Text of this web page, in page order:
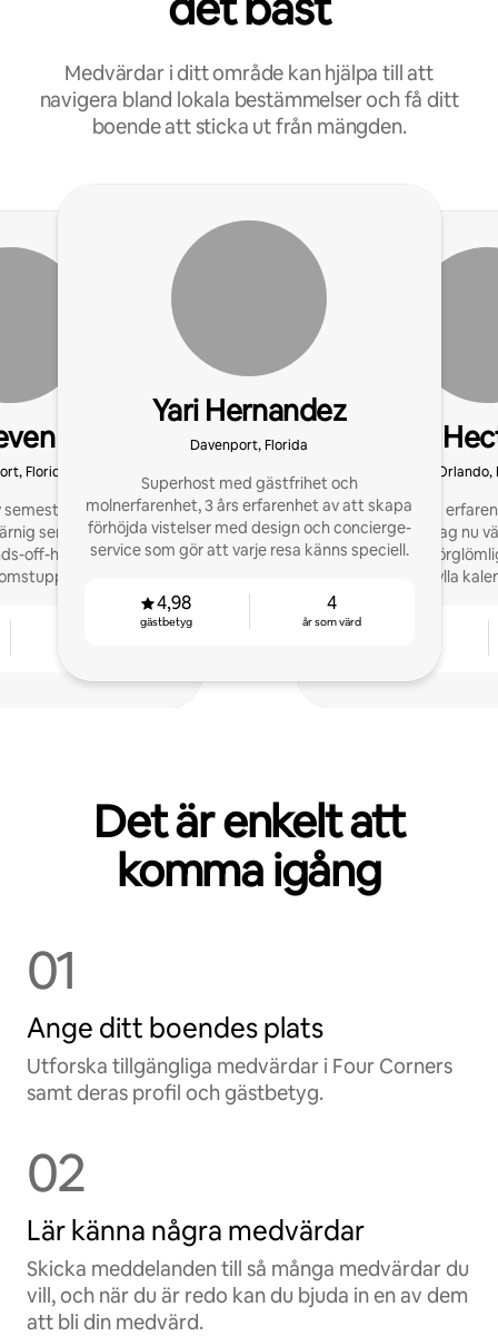
Medvärdar i ditt område kan hjälpa till att
navigera bland lokala bestämmelser och få ditt
boende att sticka ut från mängden.
Florida
semesterboenden att
service, smartare
off-hantering. Fråga
Yari Hernandez
Davenport, Florida
Superhost med gästfrihet och
molnerfarenhet, 3 års erfarenhet av att skapa
förhöjda vistelser med design och concierge-
service som gör att varje resa känns speciell.
4,98
gästbetyg
4
år som värd
Orlando,
Med över tio års
design hjälper jag nu
designa
intäkterna, fylla
Det är enkelt att
komma igång
01
Ange ditt boendes plats
Utforska tillgängliga medvärdar i Four Corners
samt deras profil och gästbetyg.
02
Lär känna några medvärdar
Skicka meddelanden till så många medvärdar du
vill, och när du är redo kan du bjuda in en av dem
att bli din medvärd.